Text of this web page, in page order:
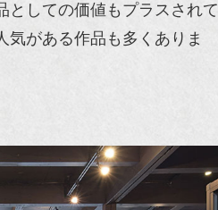
としての価値もプラスされて
がある作品も多くありま